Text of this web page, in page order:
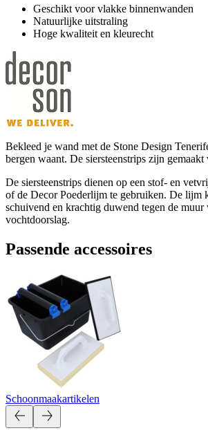
Geschikt voor vlakke binnenwanden
Natuurlijke uitstraling
Hoge kwaliteit en kleurecht
Bekleed je wand met de Stone Design
bergen waant. De siersteenstrips zijn
De siersteenstrips dienen op een stof- en
of de Decor Poederlijm te gebruiken. De lijm
schuivend en krachtig duwend tegen de
vochtdoorslag.
Passende accessoires
Schoonmaakartikelen